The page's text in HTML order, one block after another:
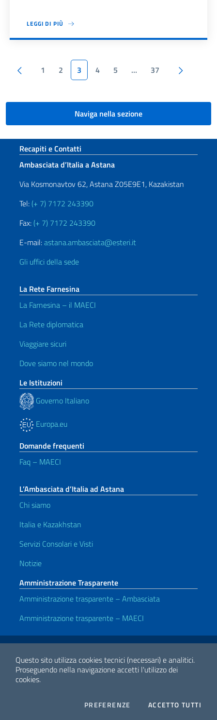
Questo sito utilizza cookies tecnici (necessari) e analitici.
Proseguendo nella navigazione accetti l'utilizzo dei
cookies.
PREFERENZE COOKIESACCETTO TUTTI
LEGGI DI PIÙ
Paginazione
Pagina precedente
1 2 3 4 5 … 37
Naviga nella sezione
Sezione footer
Recapiti e Contatti
Ambasciata d’Italia a Astana
Via Kosmonavtov 62, Astana Z05E9E1, Kazakistan
Tel: (+ 7) 7172 243390
Fax: (+ 7) 7172 243390
E-mail:astana.ambasciata@esteri.it
Gli uffici della sede
La Rete Farnesina
La Farnesina – il MAECI
La Rete diplomatica
Viaggiare sicuri
Dove siamo nel mondo
Le Istituzioni
Governo Italiano
Europa.eu
Domande frequenti
Faq – MAECI
L’Ambasciata d’Italia ad Astana
Chi siamo
Italia e Kazakhstan
Servizi Consolari e Visti
Notizie
Amministrazione Trasparente
Amministrazione trasparente – Ambasciata
Amministrazione trasparente – MAECI
Link Utili